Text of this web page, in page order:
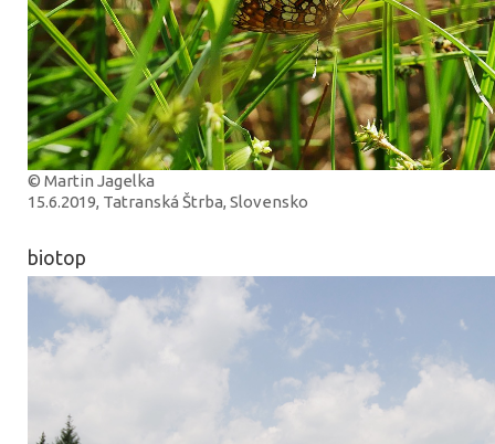
© Martin Jagelka
15.6.2019, Tatranská Štrba, Slovensko
biotop